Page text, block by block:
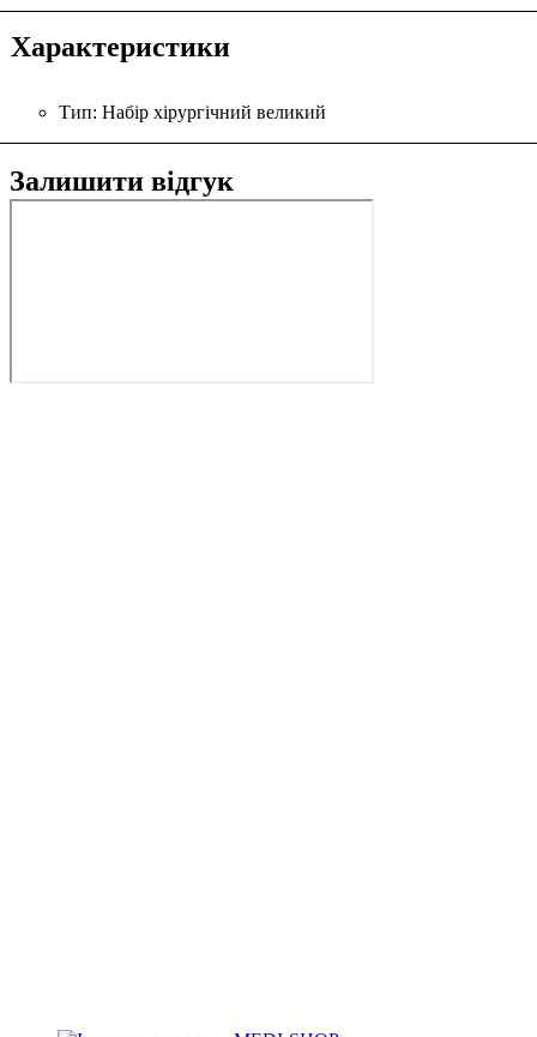
Характеристики
Тип: Набір хірургічний великий
Залишити відгук